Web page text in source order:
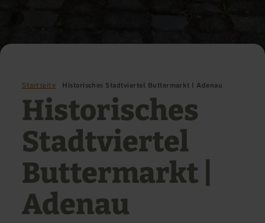
Startseite Historisches Stadtviertel Buttermarkt | Adenau
Historisches
Stadtviertel
Buttermarkt |
Adenau